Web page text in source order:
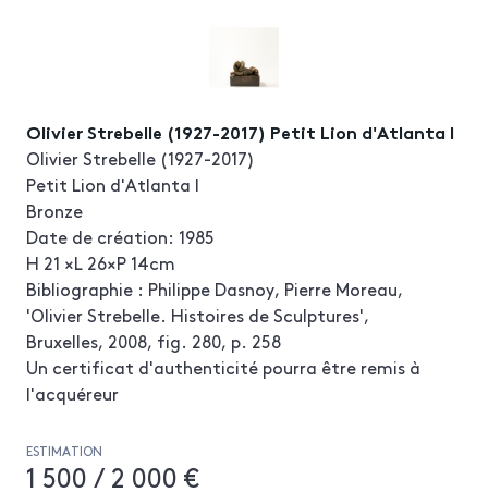
Olivier Strebelle (1927-2017) Petit Lion d'Atlanta I
Olivier Strebelle (1927-2017)
Petit Lion d'Atlanta I
Bronze
Date de création: 1985
H 21 ×L 26×P 14cm
Bibliographie : Philippe Dasnoy, Pierre Moreau,
'Olivier Strebelle. Histoires de Sculptures',
Bruxelles, 2008, fig. 280, p. 258
Un certificat d'authenticité pourra être remis à
l'acquéreur
ESTIMATION
1 500 / 2 000 €